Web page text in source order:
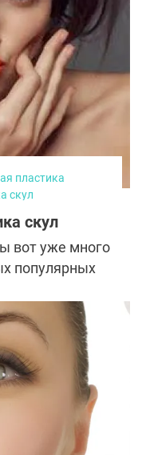
необычная
пластика
скул
скул
вот уже много
популярных
и
сделать
на
необходимо
процедуры,